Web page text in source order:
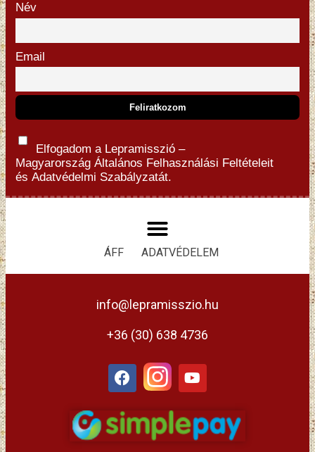
Név
Email
Elfogadom a Lepramisszió –
Magyarország Általános Felhasználási Feltételeit
és Adatvédelmi Szabályzatát.
ÁFF ADATVÉDELEM
info@lepramisszio.hu
+36 (30) 638 4736